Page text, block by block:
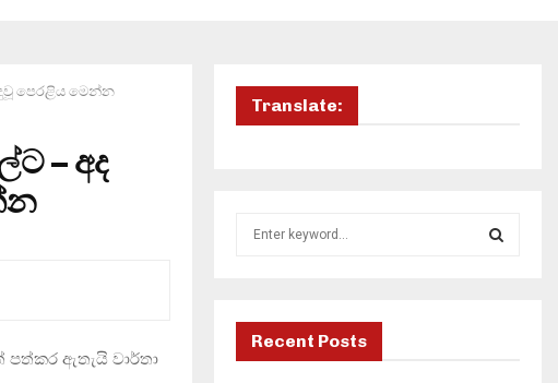
පෙරළිය මෙන්න
– අද
ඇතැයි වාර්තා
Translate:
f
Recent Posts